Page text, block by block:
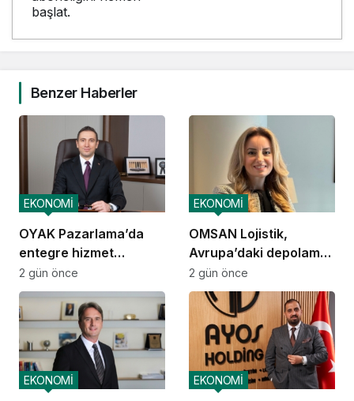
başlat.
Benzer Haberler
OYAK Pazarlama’da
entegre hizmet
ekosistemi kuruluyor
EKONOMİ
2 gün önce
OMSAN Lojistik,
Avrupa’daki depolama
ve dağıtım
operasyonlarına
başladı
EKONOMİ
2 gün önce
EKONOMİ EKONOMİ